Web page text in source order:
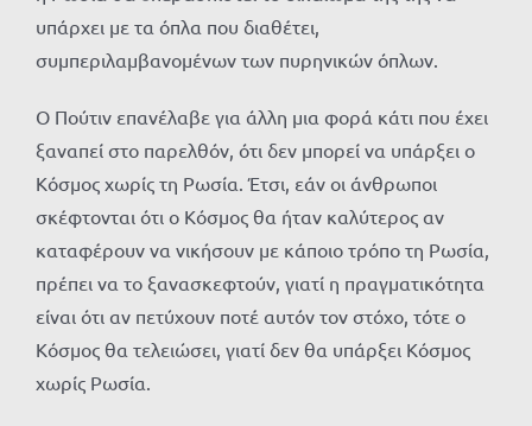
υπάρχει με τα όπλα που διαθέτει,
συμπεριλαμβανομένων των πυρηνικών όπλων.
Ο Πούτιν επανέλαβε για άλλη μια φορά κάτι που έχει
ξαναπεί στο παρελθόν, ότι δεν μπορεί να υπάρξει ο
Κόσμος χωρίς τη Ρωσία. Έτσι, εάν οι άνθρωποι
σκέφτονται ότι ο Κόσμος θα ήταν καλύτερος αν
καταφέρουν να νικήσουν με κάποιο τρόπο τη Ρωσία,
πρέπει να το ξανασκεφτούν, γιατί η πραγματικότητα
είναι ότι αν πετύχουν ποτέ αυτόν τον στόχο, τότε ο
Κόσμος θα τελειώσει, γιατί δεν θα υπάρξει Κόσμος
χωρίς Ρωσία.